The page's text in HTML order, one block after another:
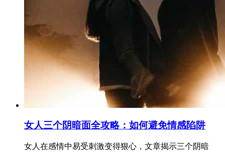
女人三个阴暗面全攻略：如何避免情感陷阱
女人在感情中易受刺激变得狠心，文章揭示三个阴暗